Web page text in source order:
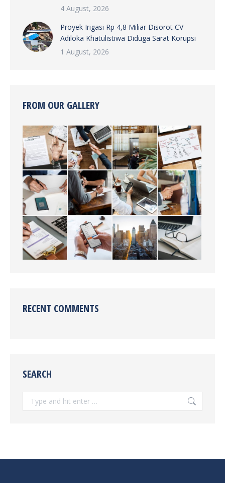
4 August, 2026
Proyek Irigasi Rp 4,8 Miliar Disorot CV
Adiloka Khatulistiwa Diduga Sarat Korupsi
1 August, 2026
FROM OUR GALLERY
RECENT COMMENTS
SEARCH
Search: